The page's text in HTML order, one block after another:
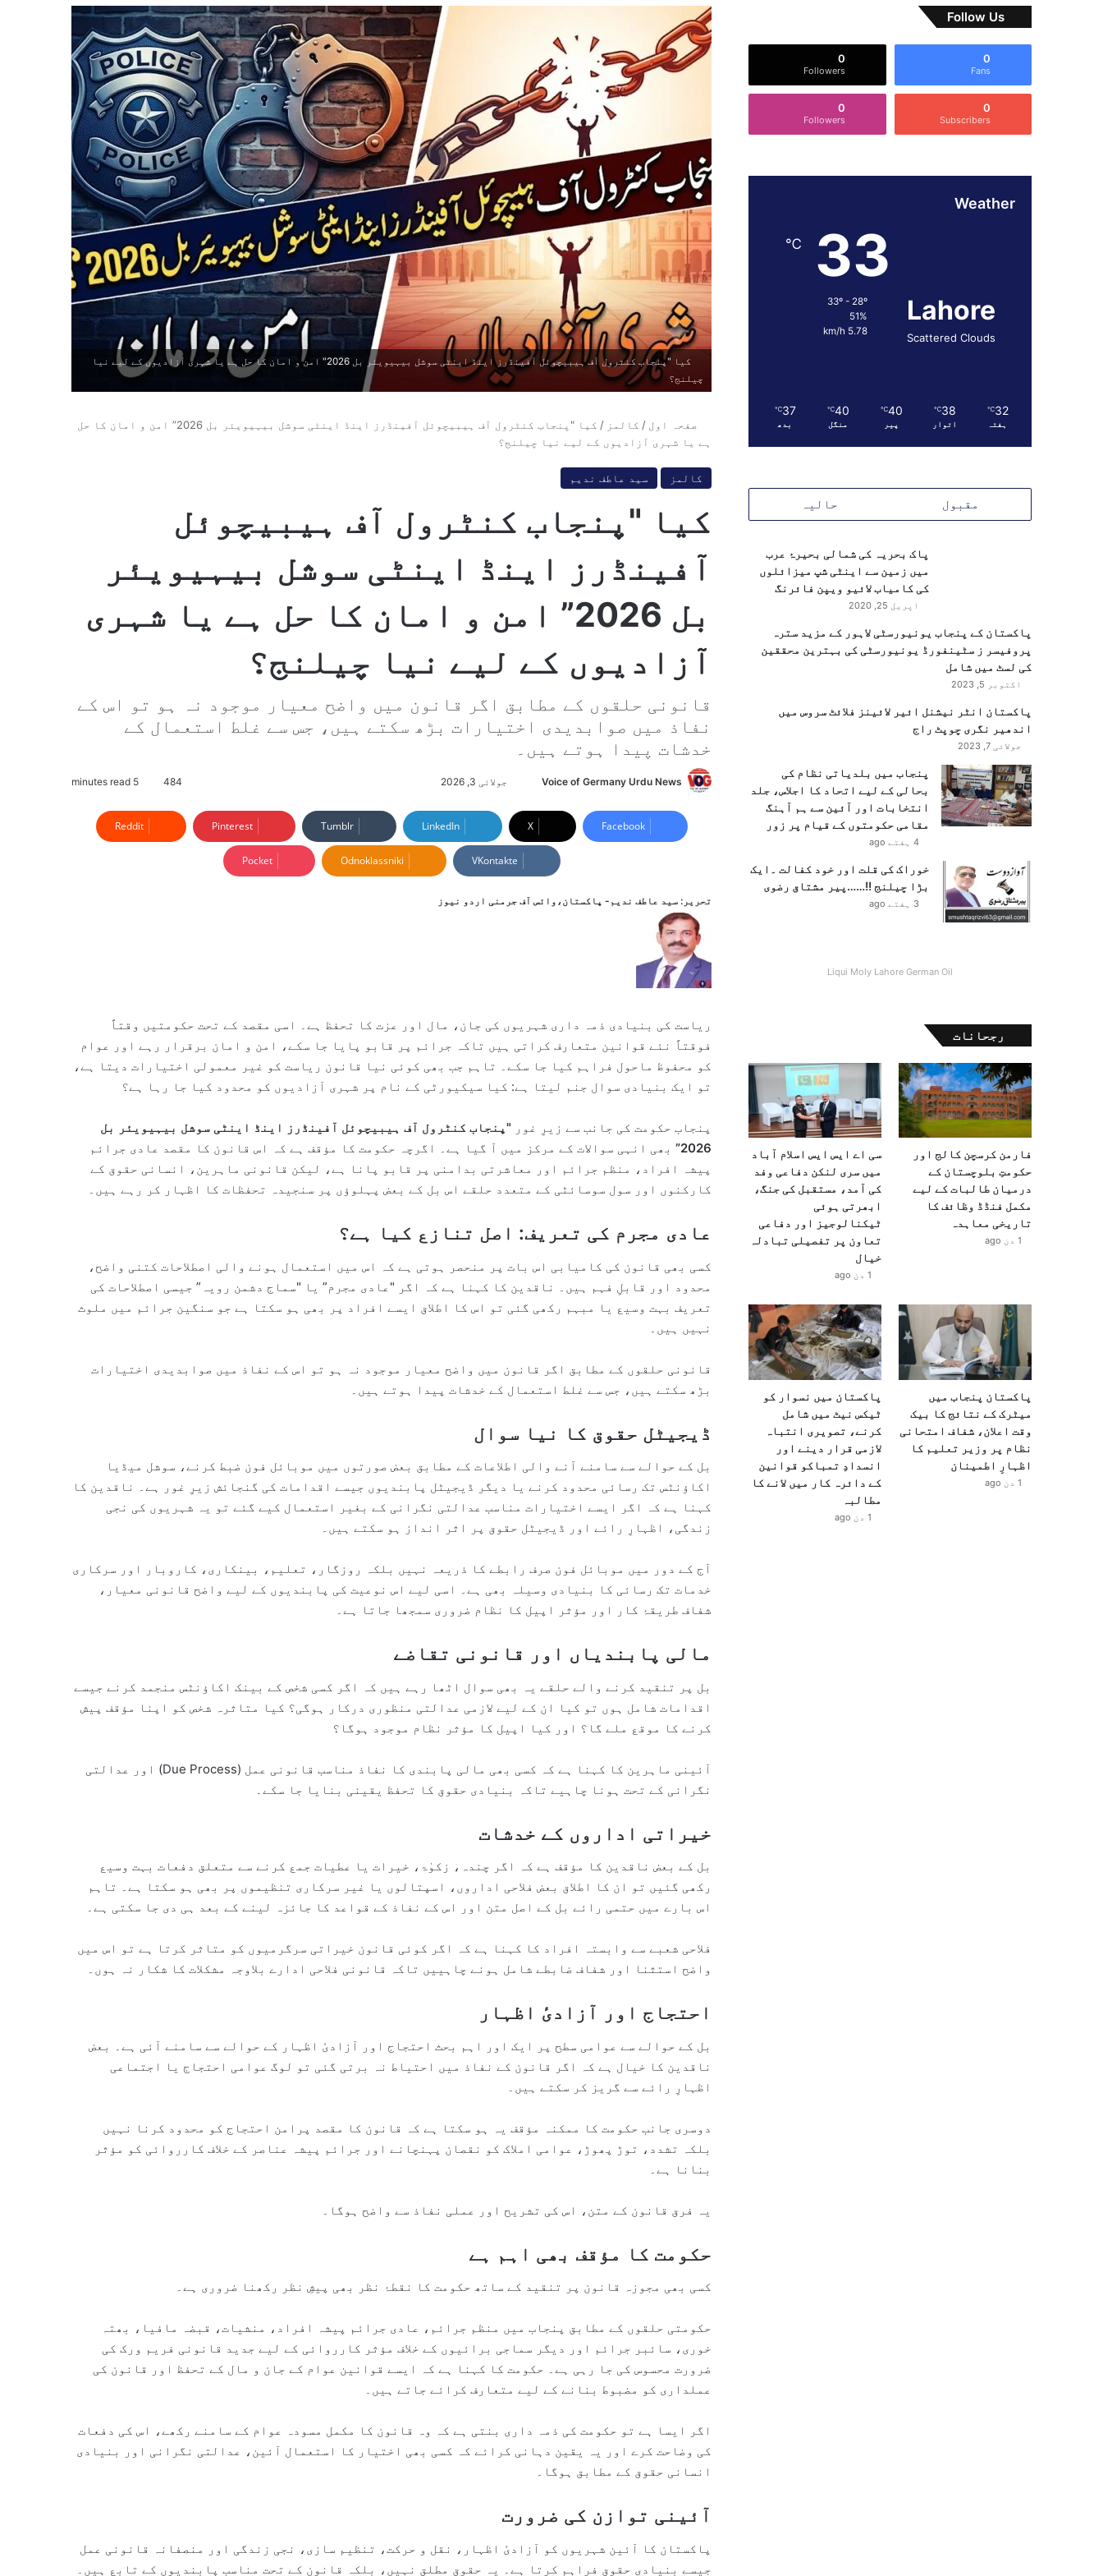
کیا "پنجاب کنٹرول آف ہیبیچوئل آفینڈرز اینڈ اینٹی سوشل بیہیویئر بل 2026" امن و امان کا حل ہے یا شہری آزادیوں کے لیے نیا
چیلنج؟
صفحہ اول / کالمز /
کیا "پنجاب کنٹرول آف ہیبیچوئل آفینڈرز اینڈ اینٹی سوشل بیہیویئر بل 2026” امن و امان کا حل
ہے یا شہری آزادیوں کے لیے نیا چیلنج؟
کالمز سید عاطف ندیم
کیا "پنجاب کنٹرول آف ہیبیچوئل
آفینڈرز اینڈ اینٹی سوشل بیہیویئر
بل 2026” امن و امان کا حل ہے یا شہری
آزادیوں کے لیے نیا چیلنج؟
قانونی حلقوں کے مطابق اگر قانون میں واضح معیار موجود نہ ہو تو اس کے
نفاذ میں صوابدیدی اختیارات بڑھ سکتے ہیں، جس سے غلط استعمال کے
خدشات پیدا ہوتے ہیں۔
Voice of Germany Urdu News
n
d
n
e
جولائی 3, 2026 484
Facebook
X
LinkedIn
Tumblr
Pinterest
Reddit
VKontakte
Odnoklassniki
Pocket
تحریر: سید عاطف ندیم- پاکستان،وائس آف جرمنی اردو نیوز
ریاست کی بنیادی ذمہ داری شہریوں کی جان، مال اور عزت کا تحفظ ہے۔ اسی مقصد کے تحت حکومتیں وقتاً
فوقتاً نئے قوانین متعارف کراتی ہیں تاکہ جرائم پر قابو پایا جا سکے، امن و امان برقرار رہے اور عوام
کو محفوظ ماحول فراہم کیا جا سکے۔ تاہم جب بھی کوئی نیا قانون ریاست کو غیر معمولی اختیارات دیتا ہے،
تو ایک بنیادی سوال جنم لیتا ہے: کیا سیکیورٹی کے نام پر شہری آزادیوں کو محدود کیا جا رہا ہے؟
پنجاب حکومت کی جانب سے زیرِ غور "پنجاب کنٹرول آف ہیبیچوئل آفینڈرز اینڈ اینٹی سوشل بیہیویئر بل
2026”
بھی انہی سوالات کے مرکز میں آ گیا ہے۔ اگرچہ حکومت کا مؤقف ہے کہ اس قانون کا مقصد عادی جرائم
پیشہ افراد، منظم جرائم اور معاشرتی بدامنی پر قابو پانا ہے، لیکن قانونی ماہرین، انسانی حقوق کے
کارکنوں اور سول سوسائٹی کے متعدد حلقے اس بل کے بعض پہلوؤں پر سنجیدہ تحفظات کا اظہار کر رہے ہیں۔
عادی مجرم کی تعریف: اصل تنازع کیا ہے؟
کسی بھی قانون کی کامیابی اس بات پر منحصر ہوتی ہے کہ اس میں استعمال ہونے والی اصطلاحات کتنی واضح،
محدود اور قابلِ فہم ہیں۔ ناقدین کا کہنا ہے کہ اگر "عادی مجرم” یا "سماج دشمن رویہ” جیسی اصطلاحات کی
تعریف بہت وسیع یا مبہم رکھی گئی تو اس کا اطلاق ایسے افراد پر بھی ہو سکتا ہے جو سنگین جرائم میں ملوث
نہیں ہیں۔
قانونی حلقوں کے مطابق اگر قانون میں واضح معیار موجود نہ ہو تو اس کے نفاذ میں صوابدیدی اختیارات
بڑھ سکتے ہیں، جس سے غلط استعمال کے خدشات پیدا ہوتے ہیں۔
ڈیجیٹل حقوق کا نیا سوال
بل کے حوالے سے سامنے آنے والی اطلاعات کے مطابق بعض صورتوں میں موبائل فون ضبط کرنے، سوشل میڈیا
اکاؤنٹس تک رسائی محدود کرنے یا دیگر ڈیجیٹل پابندیوں جیسے اقدامات کی گنجائش زیرِ غور ہے۔ ناقدین کا
کہنا ہے کہ اگر ایسے اختیارات مناسب عدالتی نگرانی کے بغیر استعمال کیے گئے تو یہ شہریوں کی نجی
زندگی، اظہارِ رائے اور ڈیجیٹل حقوق پر اثر انداز ہو سکتے ہیں۔
آج کے دور میں موبائل فون صرف رابطے کا ذریعہ نہیں بلکہ روزگار، تعلیم، بینکاری، کاروبار اور سرکاری
خدمات تک رسائی کا بنیادی وسیلہ بھی ہے۔ اسی لیے اس نوعیت کی پابندیوں کے لیے واضح قانونی معیار،
شفاف طریقۂ کار اور مؤثر اپیل کا نظام ضروری سمجھا جاتا ہے۔
مالی پابندیاں اور قانونی تقاضے
بل پر تنقید کرنے والے حلقے یہ بھی سوال اٹھا رہے ہیں کہ اگر کسی شخص کے بینک اکاؤنٹس منجمد کرنے جیسے
اقدامات شامل ہوں تو کیا ان کے لیے لازمی عدالتی منظوری درکار ہوگی؟ کیا متاثرہ شخص کو اپنا مؤقف پیش
کرنے کا موقع ملے گا؟ اور کیا اپیل کا مؤثر نظام موجود ہوگا؟
آئینی ماہرین کا کہنا ہے کہ کسی بھی مالی پابندی کا نفاذ مناسب قانونی عمل (Due Process) اور عدالتی
نگرانی کے تحت ہونا چاہیے تاکہ بنیادی حقوق کا تحفظ یقینی بنایا جا سکے۔
خیراتی اداروں کے خدشات
بل کے بعض ناقدین کا مؤقف ہے کہ اگر چندہ، زکوٰۃ، خیرات یا عطیات جمع کرنے سے متعلق دفعات بہت وسیع
رکھی گئیں تو ان کا اطلاق بعض فلاحی اداروں، اسپتالوں یا غیر سرکاری تنظیموں پر بھی ہو سکتا ہے۔ تاہم
اس بارے میں حتمی رائے بل کے اصل متن اور اس کے نفاذ کے قواعد کا جائزہ لینے کے بعد ہی دی جا سکتی ہے۔
فلاحی شعبے سے وابستہ افراد کا کہنا ہے کہ اگر کوئی قانون خیراتی سرگرمیوں کو متاثر کرتا ہے تو اس میں
واضح استثنا اور شفاف ضابطے شامل ہونے چاہییں تاکہ قانونی فلاحی ادارے بلاوجہ مشکلات کا شکار نہ ہوں۔
احتجاج اور آزادیٔ اظہار
بل کے حوالے سے عوامی سطح پر ایک اور اہم بحث احتجاج اور آزادیٔ اظہار کے حوالے سے سامنے آئی ہے۔ بعض
ناقدین کا خیال ہے کہ اگر قانون کے نفاذ میں احتیاط نہ برتی گئی تو لوگ عوامی احتجاج یا اجتماعی
اظہارِ رائے سے گریز کر سکتے ہیں۔
دوسری جانب حکومت کا ممکنہ مؤقف یہ ہو سکتا ہے کہ قانون کا مقصد پرامن احتجاج کو محدود کرنا نہیں
بلکہ تشدد، توڑ پھوڑ، عوامی املاک کو نقصان پہنچانے اور جرائم پیشہ عناصر کے خلاف کارروائی کو مؤثر
بنانا ہے۔
یہ فرق قانون کے متن، اس کی تشریح اور عملی نفاذ سے واضح ہوگا۔
حکومت کا مؤقف بھی اہم ہے
کسی بھی مجوزہ قانون پر تنقید کے ساتھ حکومت کا نقطۂ نظر بھی پیشِ نظر رکھنا ضروری ہے۔
حکومتی حلقوں کے مطابق پنجاب میں منظم جرائم، عادی جرائم پیشہ افراد، منشیات، قبضہ مافیا، بھتہ
خوری، سائبر جرائم اور دیگر سماجی برائیوں کے خلاف مؤثر کارروائی کے لیے جدید قانونی فریم ورک کی
ضرورت محسوس کی جا رہی ہے۔ حکومت کا کہنا ہے کہ ایسے قوانین عوام کے جان و مال کے تحفظ اور قانون کی
عملداری کو مضبوط بنانے کے لیے متعارف کرائے جاتے ہیں۔
اگر ایسا ہے تو حکومت کی ذمہ داری بنتی ہے کہ وہ قانون کا مکمل مسودہ عوام کے سامنے رکھے، اس کی دفعات
کی وضاحت کرے اور یہ یقین دہانی کرائے کہ کسی بھی اختیار کا استعمال آئین، عدالتی نگرانی اور بنیادی
انسانی حقوق کے مطابق ہوگا۔
آئینی توازن کی ضرورت
پاکستان کا آئین شہریوں کو آزادیٔ اظہار، نقل و حرکت، تنظیم سازی، نجی زندگی اور منصفانہ قانونی عمل
جیسے بنیادی حقوق فراہم کرتا ہے۔ یہ حقوق مطلق نہیں، بلکہ قانون کے تحت مناسب پابندیوں کے تابع ہیں۔
Follow Us
0
Fans
0
Followers
0
Subscribers
0
Followers
Weather
Lahore
Scattered Clouds
33
℃
33º - 28º
51%
5.78 km/h
32
℃
ہفتہ
38
℃
اتوار
40
℃
پیر
40
℃
منگل
37
℃
بدھ
مقبول حالیہ
پاک بحریہ کی شمالی بحیرۂ عرب
میں زمین سے اینٹی شپ میزائلوں
کی کامیاب لائیو ویپن فائرنگ
اپریل 25, 2020
پاکستان کے پنجاب یونیورسٹی لاہور کے مزید سترہ
پروفیسر ز سٹینفورڈ یونیورسٹی کی بہترین محققین
کی لسٹ میں شامل
اکتوبر 5, 2023
پاکستان انٹر نیشنل ائیر لائینز فلائٹ سروس میں
اندھیر نگری چوپٹ راج
جولائی 7, 2023
پنجاب میں بلدیاتی نظام کی
بحالی کے لیے اتحاد کا اجلاس، جلد
انتخابات اور آئین سے ہم آہنگ
مقامی حکومتوں کے قیام پر زور
4 ہفتے ago
خوراک کی قلت اور خود کفالت ۔ایک
بڑا چیلنج !!……پیر مشتاق رضوی
3 ہفتے ago
Liqui Moly Lahore German Oil
رجحانات
فارمن کرسچن کالج اور
حکومتِ بلوچستان کے
درمیان طالبات کے لیے
مکمل فنڈڈ وظائف کا
تاریخی معاہدہ
1 دن ago
سی اے ایس ایس اسلام آباد
میں سری لنکن دفاعی وفد
کی آمد، مستقبل کی جنگ،
ابھرتی ہوئی
ٹیکنالوجیز اور دفاعی
تعاون پر تفصیلی تبادلہ
خیال
1 دن ago
پاکستان پنجاب میں
میٹرک کے نتائج کا بیک
وقت اعلان، شفاف امتحانی
نظام پر وزیر تعلیم کا
اظہارِ اطمینان
1 دن ago
پاکستان میں نسوار کو
ٹیکس نیٹ میں شامل
کرنے، تصویری انتباہ
لازمی قرار دینے اور
انسدادِ تمباکو قوانین
کے دائرہ کار میں لانے کا
مطالبہ
1 دن ago